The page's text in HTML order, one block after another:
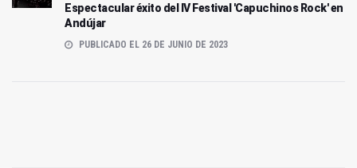
Espectacular éxito del IV Festival 'Capuchinos Rock' en
Andújar
PUBLICADO EL 26 DE JUNIO DE 2023